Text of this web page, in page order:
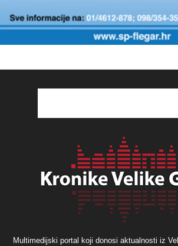
Multimedijski portal koji donosi aktualnosti iz